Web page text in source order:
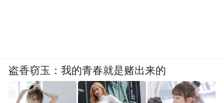
盗香窃玉：我的青春就是赌出来的